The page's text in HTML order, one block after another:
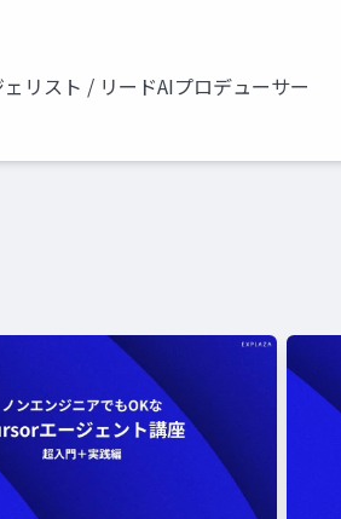
リスト / リードAIプロデューサー